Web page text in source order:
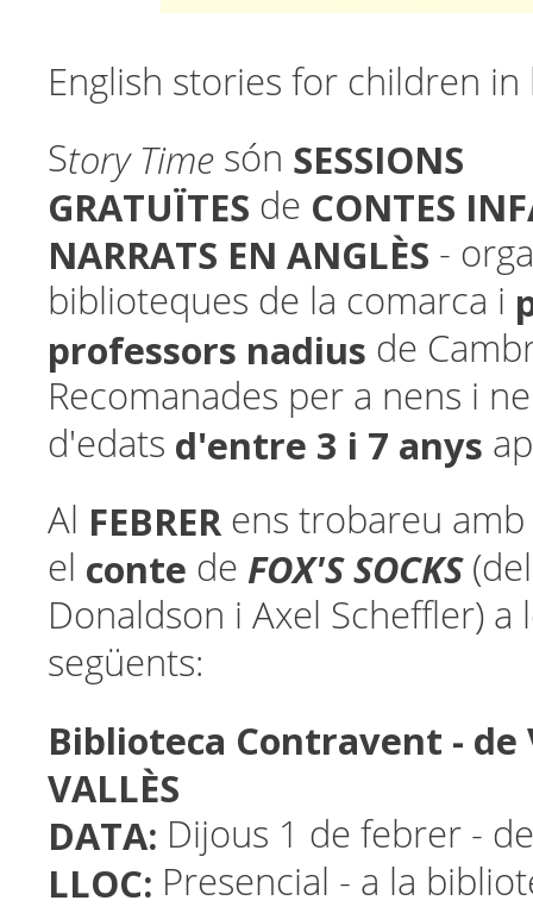
English stories for children in
Story Time són SESSIONS
GRATUÏTES de CONTES
NARRATS EN ANGLÈS -
biblioteques de la comarca i
professors nadius de
Recomanades per a nens i
d'edats d'entre 3 i 7 anys
Al FEBRER ens trobareu amb
el conte de FOX'S SOCKS
Donaldson i Axel Scheffler) a
següents:
Biblioteca Contravent - de
VALLÈS
DATA: Dijous 1 de febrer -
LLOC: Presencial - a la